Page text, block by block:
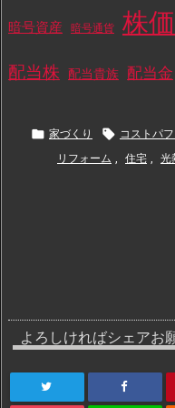
暗号資産 暗号通貨 株価
配当株 配当貴族 配当金
 家づくり  コストパ
リフォーム , 住宅 , 光
よろしければシェアお